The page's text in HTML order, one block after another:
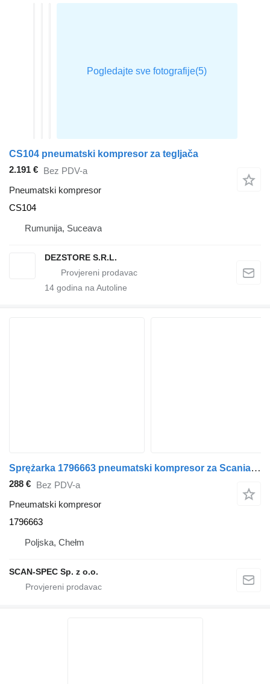
CS104 pneumatski kompresor za tegljača
2.191 € Bez PDV-a
Pneumatski kompresor
CS104
Rumunija, Suceava
DEZSTORE S.R.L.
14 godina na Autoline
Sprężarka 1796663 pneumatski kompresor za Scania P R G T tegljača
288 € Bez PDV-a
Pneumatski kompresor
1796663
Poljska, Chełm
SCAN-SPEC Sp. z o.o.